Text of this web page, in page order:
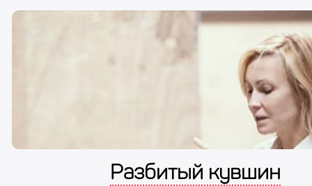
Разбитый кувшин